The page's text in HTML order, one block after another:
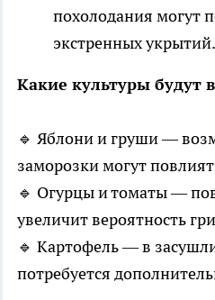
похолодания могут
экстренных укрытий.
Какие культуры будут
🔹 Яблони и груши —
заморозки могут
🔹 Огурцы и томаты —
увеличит вероятность
🔹 Картофель — в
потребуется